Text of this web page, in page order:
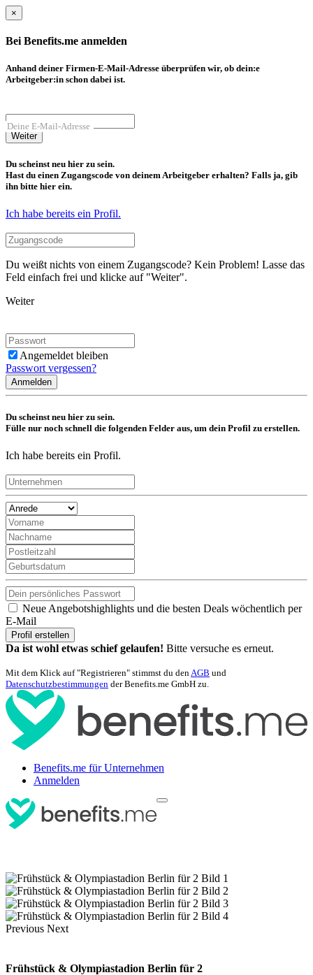
×
Bei Benefits.me anmelden
Anhand deiner Firmen-E-Mail-Adresse überprüfen wir, ob dein:e
Arbeitgeber:in schon dabei ist.
Deine E-Mail-Adresse
Weiter
Du scheinst neu hier zu sein.
Hast du einen Zugangscode von deinem Arbeitgeber erhalten? Falls ja, gib
ihn bitte hier ein.
Ich habe bereits ein Profil.
Du weißt nichts von einem Zugangscode? Kein Problem! Lasse das
Feld einfach frei und klicke auf "Weiter".
Weiter
Angemeldet bleiben
Passwort vergessen?
Anmelden
Du scheinst neu hier zu sein.
Fülle nur noch schnell die folgenden Felder aus, um dein Profil zu erstellen.
Ich habe bereits ein Profil.
Neue Angebotshighlights und die besten Deals wöchentlich per
E-Mail
Profil erstellen
Da ist wohl etwas schief gelaufen! Bitte versuche es erneut.
Mit dem Klick auf "Registrieren" stimmst du denAGB und
Datenschutzbestimmungen der Benefits.me GmbH zu.
Benefits.me für Unternehmen
Anmelden
Previous Next
Frühstück & Olympiastadion Berlin für 2